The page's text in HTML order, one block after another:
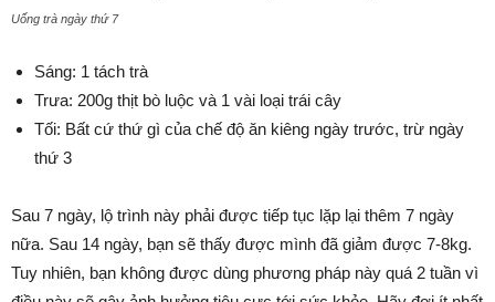
Uống trà ngày thứ 7
Sáng: 1 tách trà
Trưa: 200g thịt bò luộc và 1 vài loại trái cây
Tối: Bất cứ thứ gì của chế độ ăn kiêng ngày trước, trừ ngày
thứ 3
Sau 7 ngày, lộ trình này phải được tiếp tục lặp lại thêm 7 ngày
nữa. Sau 14 ngày, bạn sẽ thấy được mình đã giảm được 7-8kg.
Tuy nhiên, bạn không được dùng phương pháp này quá 2 tuần vì